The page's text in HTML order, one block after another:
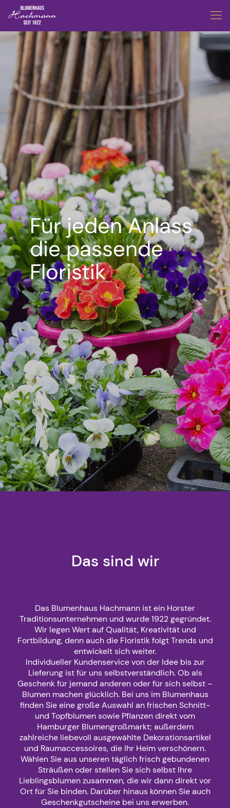
Für jeden Anlass
die passende
Floristik
Das sind wir
Das Blumenhaus Hachmann ist ein Horster
Traditionsunternehmen und wurde 1922 gegründet.
Wir legen Wert auf Qualität, Kreativität und
Fortbildung, denn auch die Floristik folgt Trends und
entwickelt sich weiter.
Individueller Kundenservice von der Idee bis zur
Lieferung ist für uns selbstverständlich. Ob als
Geschenk für jemand anderen oder für sich selbst –
Blumen machen glücklich. Bei uns im Blumenhaus
finden Sie eine große Auswahl an frischen Schnitt-
und Topfblumen sowie Pflanzen direkt vom
Hamburger Blumengroßmarkt; außerdem
zahlreiche liebevoll ausgewählte Dekorationsartikel
und Raumaccessoires, die Ihr Heim verschönern.
Wählen Sie aus unseren täglich frisch gebundenen
Sträußen oder stellen Sie sich selbst Ihre
Lieblingsblumen zusammen, die wir dann direkt vor
Ort für Sie binden. Darüber hinaus können Sie auch
Geschenkgutscheine bei uns erwerben.